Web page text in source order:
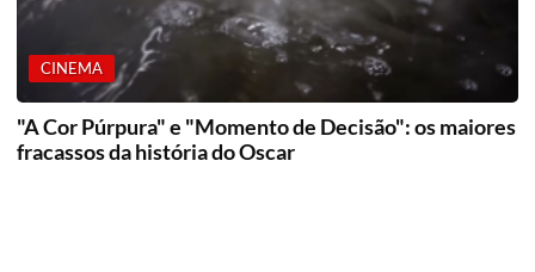
CINEMA
"A Cor Púrpura" e "Momento de Decisão": os maiores
fracassos da história do Oscar